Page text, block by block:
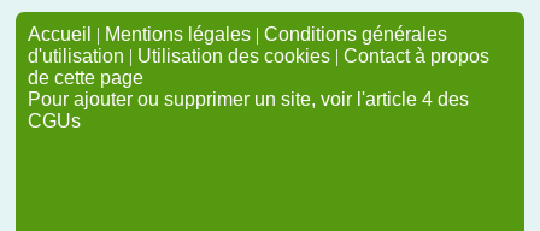
Accueil | Mentions légales | Conditions générales
d'utilisation | Utilisation des cookies | Contact à propos
de cette page
Pour ajouter ou supprimer un site, voir l'article 4 des
CGUs